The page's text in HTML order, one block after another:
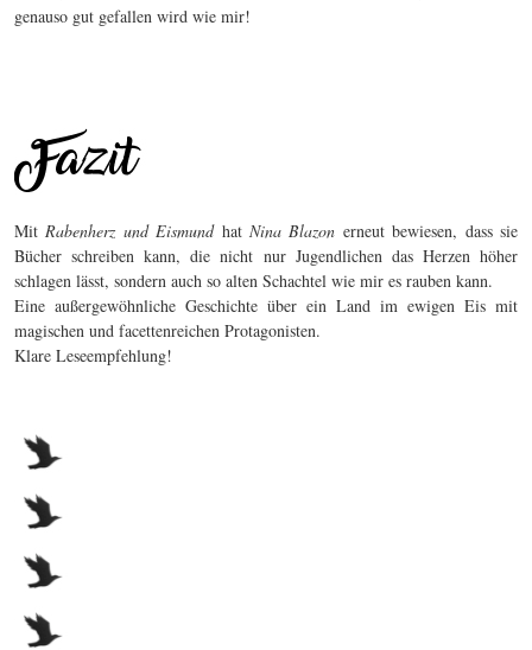
genauso gut gefallen wird wie mir!
MitRabenherz und Eismund hatNina Blazon erneut bewiesen, dass sie
Bücher schreiben kann, die nicht nur Jugendlichen das Herzen höher
schlagen lässt, sondern auch so alten Schachtel wie mir es rauben kann.
Eine außergewöhnliche Geschichte über ein Land im ewigen Eis mit
magischen und facettenreichen Protagonisten.
Klare Leseempfehlung!